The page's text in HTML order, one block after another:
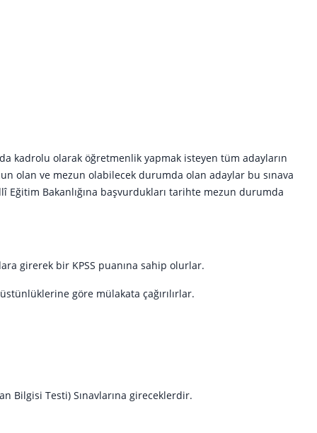
kadrolu olarak öğretmenlik yapmak isteyen tüm adayların
olan ve mezun olabilecek durumda olan adaylar bu sınava
Eğitim Bakanlığına başvurdukları tarihte mezun durumda
girerek bir KPSS puanına sahip olurlar.
göre mülakata çağırılırlar.
Bilgisi Testi) Sınavlarına gireceklerdir.